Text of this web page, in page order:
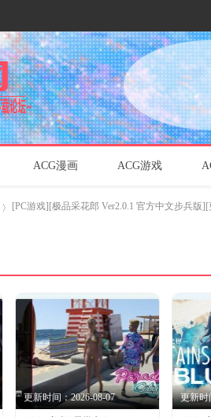
ACG漫画 ACG游戏
[PC游戏][极品采花郎 Ver2.0.1 官方中文步兵版][
更新时间：2026-08-07 更新时